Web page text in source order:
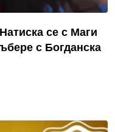
се с Маги
с Богданска